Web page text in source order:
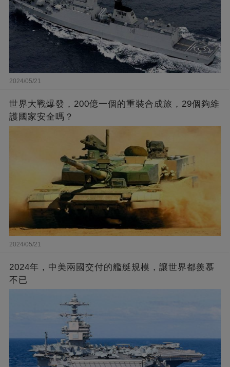
2024/05/21
世界大戰爆發，200億一個的重裝合成旅，29個夠維
護國家安全嗎？
2024/05/21
2024年，中美兩國交付的艦艇規模，讓世界都羨慕
不已